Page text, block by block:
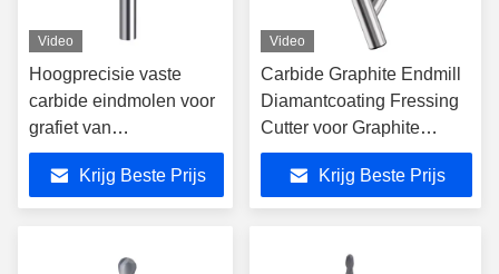
Video
Hoogprecisie vaste
carbide eindmolen voor
grafiet van
wolfraamstaal
Krijg Beste Prijs
Video
Carbide Graphite Endmill
Diamantcoating Fressing
Cutter voor Graphite
Carbon Fiber Ceramic
Krijg Beste Prijs